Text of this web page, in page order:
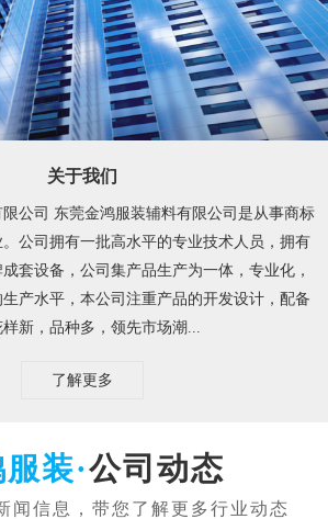
关于我们
公司 东莞金鸿服装辅料有限公司是从事商标
公司拥有一批高水平的专业技术人员，拥有
套设备，公司集产品生产为一体，专业化，
产水平，本公司注重产品的开发设计，配备
新，品种多，领先市场潮...
了解更多
公司动态